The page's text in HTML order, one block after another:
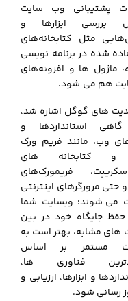
پشتیبانی وب سایت
بررسی ابزارها و
مثل کتابخانه‌های
شده در برنامه نویسی
ماژول ها و افزونه‌های
هم می‌ شود.
های گوگل اشاره شد،
گاهی استانداردها و
وب، مانند فریم‌ ورک
کتابخانه های
فریمورک‌های
PHP و حتی مرورگرهای اینترنتی
می شوند؛ وبسایت شما
حفظ جایگاه خود در بین
های مشابه، بهتر است به
مستمر بر اساس
فناوری ها،
و ابزارها، ارزیابی و
رسانی شود.